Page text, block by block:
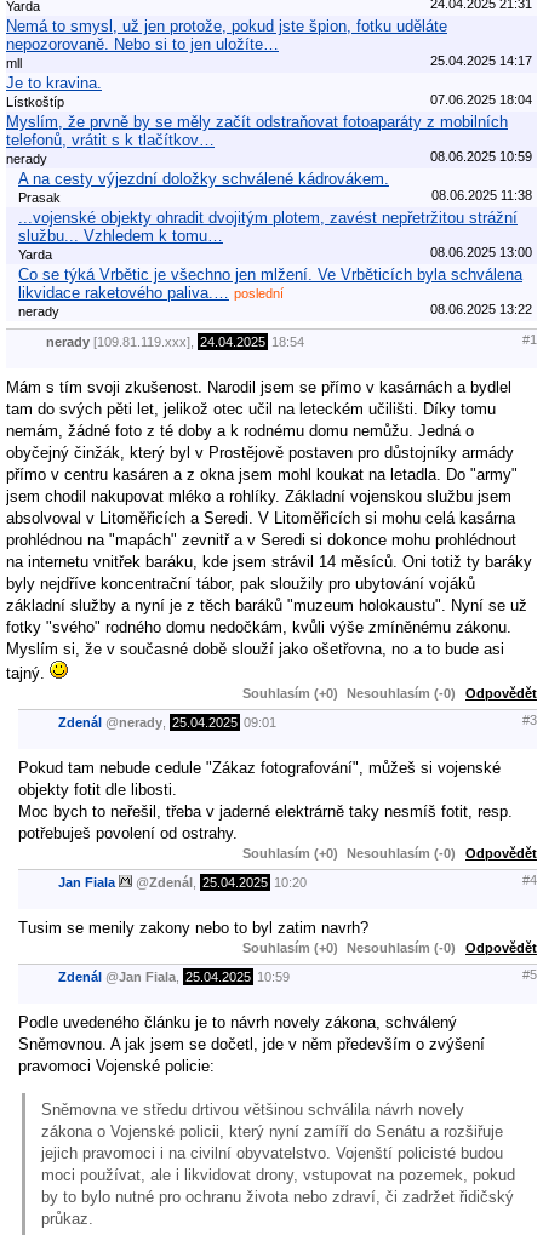
Yarda 24.04.2025 21:31
Nemá to smysl, už jen protože, pokud jste špion, fotku uděláte
nepozorovaně. Nebo si to jen uložíte…
mll 25.04.2025 14:17
Je to kravina.
Lístkoštíp 07.06.2025 18:04
Myslím, že prvně by se měly začít odstraňovat fotoaparáty z mobilních
telefonů, vrátit s k tlačítkov…
nerady 08.06.2025 10:59
A na cesty výjezdní doložky schválené kádrovákem.
Prasak 08.06.2025 11:38
...vojenské objekty ohradit dvojitým plotem, zavést nepřetržitou strážní
službu... Vzhledem k tomu…
Yarda 08.06.2025 13:00
Co se týká Vrbětic je všechno jen mlžení. Ve Vrběticích byla schválena
likvidace raketového paliva.…
poslední
nerady
08.06.2025 13:22
nerady [109.81.119.xxx], 24.04.2025 18:54 #1
Mám s tím svoji zkušenost. Narodil jsem se přímo v kasárnách a bydlel
tam do svých pěti let, jelikož otec učil na leteckém učilišti. Díky tomu
nemám, žádné foto z té doby a k rodnému domu nemůžu. Jedná o
obyčejný činžák, který byl v Prostějově postaven pro důstojníky armády
přímo v centru kasáren a z okna jsem mohl koukat na letadla. Do "army"
jsem chodil nakupovat mléko a rohlíky. Základní vojenskou službu jsem
absolvoval v Litoměřicích a Seredi. V Litoměřicích si mohu celá kasárna
prohlédnou na "mapách" zevnitř a v Seredi si dokonce mohu prohlédnout
na internetu vnitřek baráku, kde jsem strávil 14 měsíců. Oni totiž ty baráky
byly nejdříve koncentrační tábor, pak sloužily pro ubytování vojáků
základní služby a nyní je z těch baráků "muzeum holokaustu". Nyní se už
fotky "svého" rodného domu nedočkám, kvůli výše zmíněnému zákonu.
Myslím si, že v současné době slouží jako ošetřovna, no a to bude asi
tajný.
Souhlasím (+0) Nesouhlasím (-0) Odpovědět
Zdenál @nerady 25.04.2025 09:01 #3
Pokud tam nebude cedule "Zákaz fotografování", můžeš si vojenské
objekty fotit dle libosti.
Moc bych to neřešil, třeba v jaderné elektrárně taky nesmíš fotit, resp.
potřebuješ povolení od ostrahy.
Souhlasím (+0) Nesouhlasím (-0) Odpovědět
Jan Fiala @Zdenál 25.04.2025 10:20 #4
Tusim se menily zakony nebo to byl zatim navrh?
Souhlasím (+0) Nesouhlasím (-0) Odpovědět
Zdenál @Jan Fiala 25.04.2025 10:59 #5
Podle uvedeného článku je to návrh novely zákona, schválený
Sněmovnou. A jak jsem se dočetl, jde v něm především o zvýšení
pravomoci Vojenské policie:
Sněmovna ve středu drtivou většinou schválila návrh novely
zákona o Vojenské policii, který nyní zamíří do Senátu a rozšiřuje
jejich pravomoci i na civilní obyvatelstvo. Vojenští policisté budou
moci používat, ale i likvidovat drony, vstupovat na pozemek, pokud
by to bylo nutné pro ochranu života nebo zdraví, či zadržet řidičský
průkaz.